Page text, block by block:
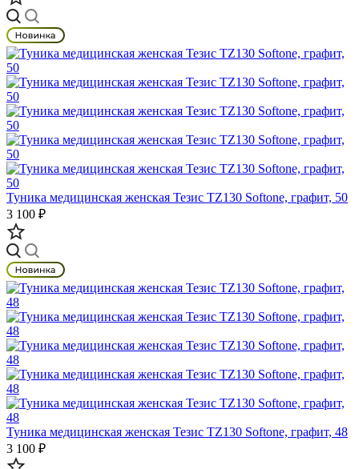
Туника медицинская женская Тезис TZ130 Softone, графит, 50
3 100 ₽
Туника медицинская женская Тезис TZ130 Softone, графит, 48
3 100 ₽